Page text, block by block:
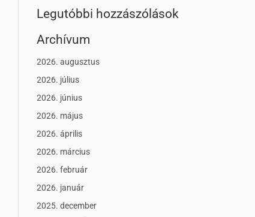
Legutóbbi hozzászólások
Archívum
2026. augusztus
2026. július
2026. június
2026. május
2026. április
2026. március
2026. február
2026. január
2025. december